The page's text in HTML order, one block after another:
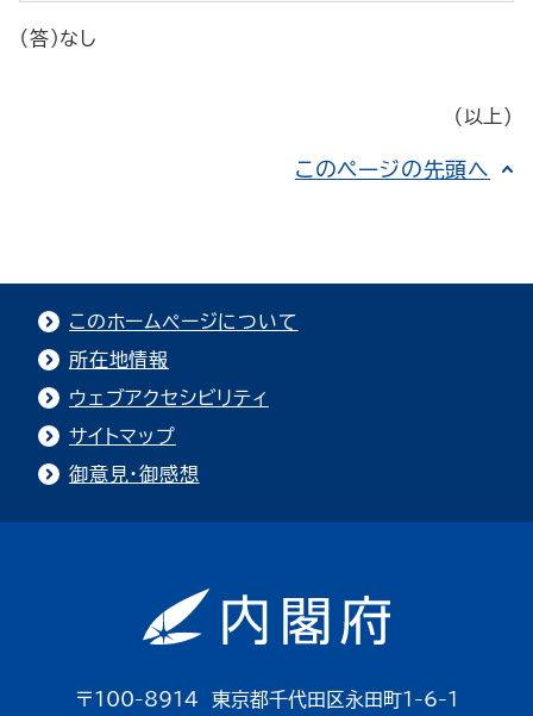
（答）なし
（以上）
このページの先頭へ
このホームページについて
所在地情報
ウェブアクセシビリティ
サイトマップ
御意見・御感想
〒100-8914 東京都千代田区永田町1-6-1